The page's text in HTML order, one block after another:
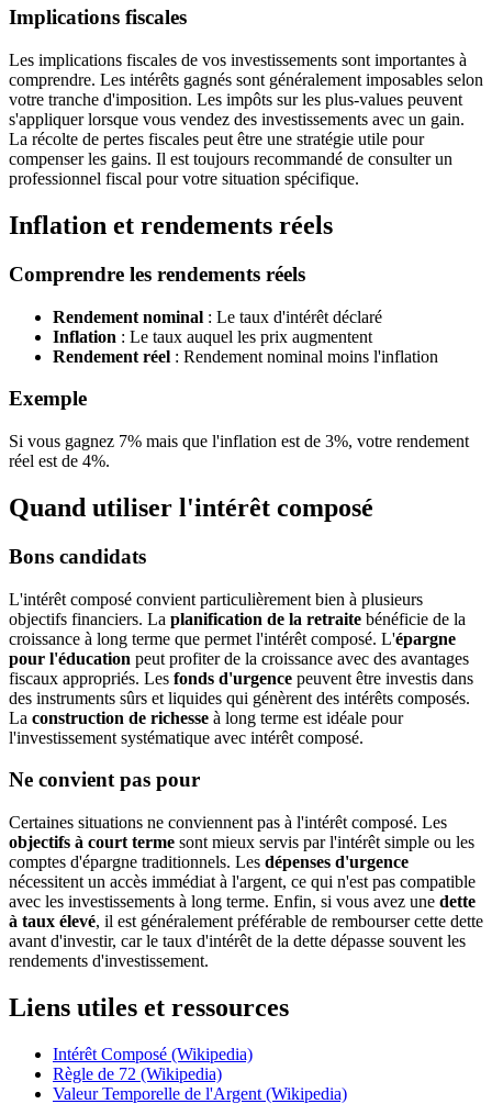
Implications fiscales
Les implications fiscales de vos investissements sont importantes à
comprendre. Les intérêts gagnés sont généralement imposables selon
votre tranche d'imposition. Les impôts sur les plus-values peuvent
s'appliquer lorsque vous vendez des investissements avec un gain.
La récolte de pertes fiscales peut être une stratégie utile pour
compenser les gains. Il est toujours recommandé de consulter un
professionnel fiscal pour votre situation spécifique.
Inflation et rendements réels
Comprendre les rendements réels
Rendement nominal : Le taux d'intérêt déclaré
Inflation : Le taux auquel les prix augmentent
Rendement réel : Rendement nominal moins l'inflation
Exemple
Si vous gagnez 7% mais que l'inflation est de 3%, votre rendement
réel est de 4%.
Quand utiliser l'intérêt composé
Bons candidats
L'intérêt composé convient particulièrement bien à plusieurs
objectifs financiers. La planification de la retraite bénéficie de la
croissance à long terme que permet l'intérêt composé. L'épargne
pour l'éducation peut profiter de la croissance avec des avantages
fiscaux appropriés. Les fonds d'urgence peuvent être investis dans
des instruments sûrs et liquides qui génèrent des intérêts composés.
La construction de richesse à long terme est idéale pour
l'investissement systématique avec intérêt composé.
Ne convient pas pour
Certaines situations ne conviennent pas à l'intérêt composé. Les
objectifs à court terme sont mieux servis par l'intérêt simple ou les
comptes d'épargne traditionnels. Les dépenses d'urgence
nécessitent un accès immédiat à l'argent, ce qui n'est pas compatible
avec les investissements à long terme. Enfin, si vous avez une dette
à taux élevé, il est généralement préférable de rembourser cette dette
avant d'investir, car le taux d'intérêt de la dette dépasse souvent les
rendements d'investissement.
Liens utiles et ressources
Intérêt Composé (Wikipedia)
Règle de 72 (Wikipedia)
Valeur Temporelle de l'Argent (Wikipedia)